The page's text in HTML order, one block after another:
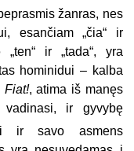
žanras, nes
esančiam „čia“ ir
ir „tada“, yra
hominidui – kalba
Fiat!, atima iš manęs
vadinasi, ir gyvybę
ir savo asmens